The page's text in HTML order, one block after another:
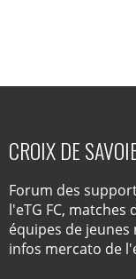
CROIX DE
Forum des
l'eTG FC, matches
équipes de jeunes
infos mercato de